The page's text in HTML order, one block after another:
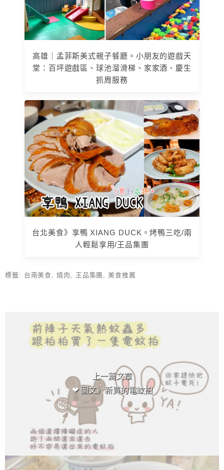
高雄｜孟菲斯美式親子餐廳。小朋友的遊戲天
堂：百坪遊戲區、球池溜滑梯、家家酒、慶生
抓周服務
台北美食》享鴨 XIANG DUCK。烤鴨三吃/兩
人輕鬆享用/王品集團
標籤: 台南美食 ,燒肉 王品集團 ,美食推薦
上 / 下一篇文章
上一篇文章
❤ 圖文》新買的電蚊拍